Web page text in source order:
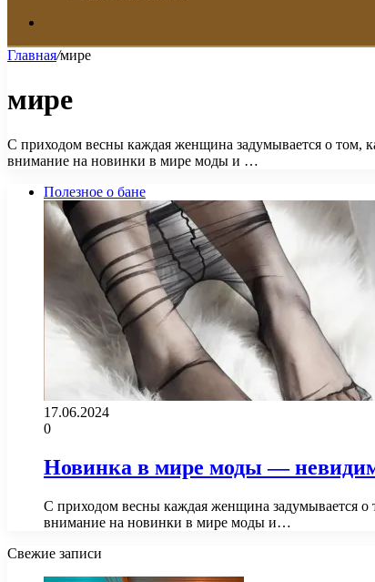
Главная/мире
мире
С приходом весны каждая женщина задумывается о том,
внимание на новинки в мире моды и …
Полезное о бане
17.06.2024
0
Новинка в мире моды —
С приходом весны каждая женщина задумывается о
внимание на новинки в мире моды и…
Свежие записи